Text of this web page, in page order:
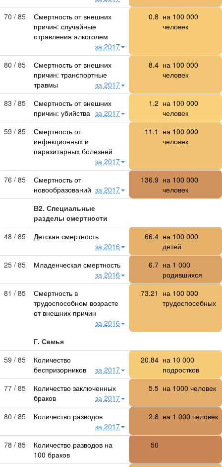
70 / 85
Смертность от внешних
причин: случайные
отравления алкоголем
за 2017
0.8 на 100 000
человек
80 / 85
Смертность от внешних
причин: транспортные
травмы
за 2017
8.4 на 100 000
человек
83 / 85
Смертность от внешних
причин: убийства за 2017
1.2 на 100 000
человек
59 / 85
Смертность от
инфекционных и
паразитарных болезней
за 2017
11.1 на 100 000
человек
76 / 85
Смертность от
новообразований за 2017
136.9 на 100 000
человек
В2. Специальные
разделы смертности
48 / 85
Детская смертность
за 2016
66.4 на 100 000
детей
25 / 85
Младенческая смертность
за 2016
6.7 на 1 000
родившихся
81 / 85
Смертность в
трудоспособном возрасте
от внешних причин
за 2016
73.21 на 100 000
трудоспособных
Г. Семья
59 / 85
Количество
беспризорников
за 2017
20.84 на 10 000
подростков
77 / 85
Количество заключенных
браков
за 2017
5.5 на 1000 человек
80 / 85
Количество разводов
за 2017
2.8 на 1 000 человек
78 / 85
Количество разводов на
100 браков
50